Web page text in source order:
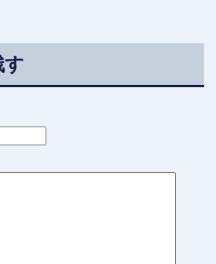
す